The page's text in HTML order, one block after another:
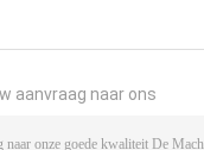
aanvraag naar ons